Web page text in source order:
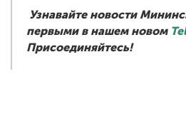
Узнавайте новости
первыми в нашем новом
Присоединяйтесь!